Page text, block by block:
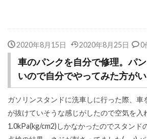
2020年8月15日 2020年8月25日 0
車のパンクを自分で修理。パ
いので自分でやってみた方がい
ガソリンスタンドに洗車しに行った際、車
が抜けていそうな感じがしたので空気を入
1.0kPa(kg/cm2)しかなかったのでスタンド